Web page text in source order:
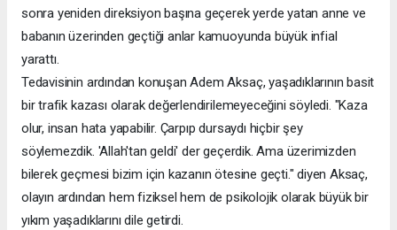
sonra yeniden direksiyon başına geçerek yerde yatan anne ve
babanın üzerinden geçtiği anlar kamuoyunda büyük infial
yarattı.
Tedavisinin ardından konuşan Adem Aksaç, yaşadıklarının basit
bir trafik kazası olarak değerlendirilemeyeceğini söyledi. "Kaza
olur, insan hata yapabilir. Çarpıp dursaydı hiçbir şey
söylemezdik. 'Allah'tan geldi' der geçerdik. Ama üzerimizden
bilerek geçmesi bizim için kazanın ötesine geçti." diyen Aksaç,
olayın ardından hem fiziksel hem de psikolojik olarak büyük bir
yıkım yaşadıklarını dile getirdi.